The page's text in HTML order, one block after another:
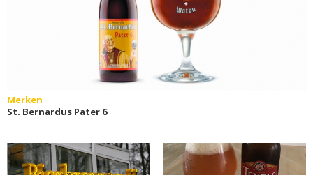
Merken
St. Bernardus Pater 6